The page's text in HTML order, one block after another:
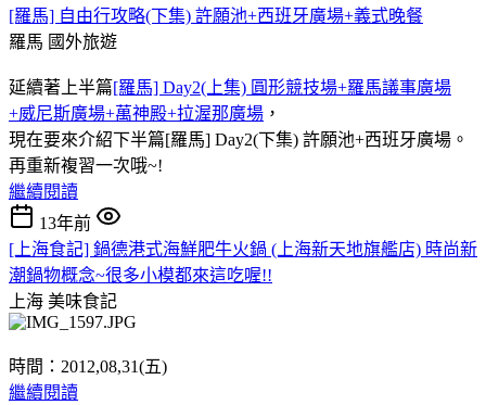
[羅馬] 自由行攻略(下集) 許願池+西班牙廣場+義式晚餐
羅馬 國外旅遊
延續著上半篇[羅馬] Day2(上集) 圓形競技場+羅馬議事廣場
+威尼斯廣場+萬神殿+拉渥那廣場 ，
現在要來介紹下半篇[羅馬] Day2(下集) 許願池+西班牙廣場。
再重新複習一次哦~!
繼續閱讀
13年前
[上海食記] 鍋德港式海鮮肥牛火鍋 (上海新天地旗艦店) 時尚新
潮鍋物概念~很多小模都來這吃喔!!
上海 美味食記
時間：2012,08,31(五)
繼續閱讀